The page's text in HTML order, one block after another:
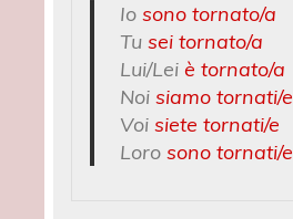
Io sono tornato/a
Tu sei tornato/a
Lui/Lei è tornato/a
Noi siamo tornati/e
Voi siete tornati/e
Loro sono tornati/e